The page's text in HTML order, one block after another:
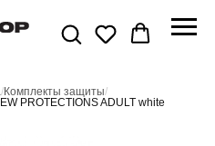
/Комплекты защиты/
PROTECTIONS ADULT white